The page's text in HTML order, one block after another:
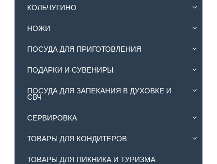
КОЛЬЧУГИНО
НОЖИ
ПОСУДА ДЛЯ ПРИГОТОВЛЕНИЯ
ПОДАРКИ И СУВЕНИРЫ
ПОСУДА ДЛЯ ЗАПЕКАНИЯ В ДУХОВКЕ И
СВЧ
СЕРВИРОВКА
ТОВАРЫ ДЛЯ КОНДИТЕРОВ
ТОВАРЫ ДЛЯ ПИКНИКА И ТУРИЗМА